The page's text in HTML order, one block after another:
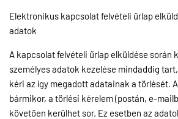
Elektronikus kapcsolat felvételi űrlap
adatok
A kapcsolat felvételi űrlap elküldése során
személyes adatok kezelése mindaddig
kéri az így megadott adatainak a törlését.
bármikor, a törlési kérelem (postán, e-
követően kerülhet sor. Ez esetben az